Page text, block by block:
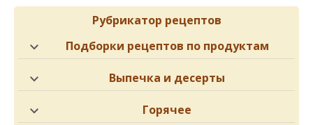
Рубрикатор рецептов
Подборки рецептов по продуктам
Выпечка и десерты
Горячее